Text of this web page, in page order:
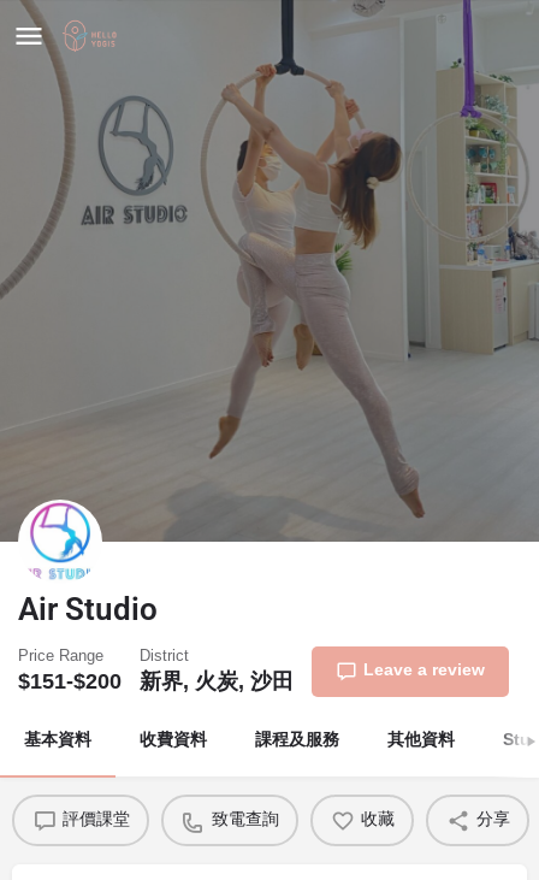
Air Studio
Price Range
$151-$200
District
新界, 火炭, 沙田 Leave a review
基本資料 收費資料 課程及服務 其他資料
評價課堂 致電查詢 收藏 分享